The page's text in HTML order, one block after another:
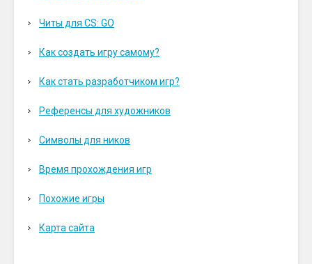
Читы для CS: GO
Как создать игру самому?
Как стать разработчиком игр?
Референсы для художников
Символы для ников
Время прохождения игр
Похожие игры
Карта сайта